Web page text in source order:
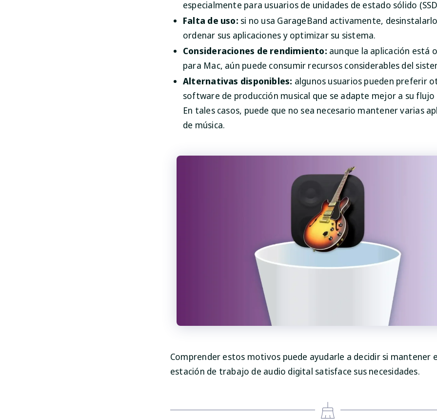
especialmente para usuarios de unidades de estado sólido
Falta de uso: si no usa GarageBand activamente,
ordenar sus aplicaciones y optimizar su sistema.
Consideraciones de rendimiento: aunque la aplicación está
para Mac, aún puede consumir recursos considerables del
Alternativas disponibles: algunos usuarios pueden preferir
software de producción musical que se adapte mejor a su
En tales casos, puede que no sea necesario mantener varias
de música.
Comprender estos motivos puede ayudarle a decidir si mantener
estación de trabajo de audio digital satisface sus necesidades.